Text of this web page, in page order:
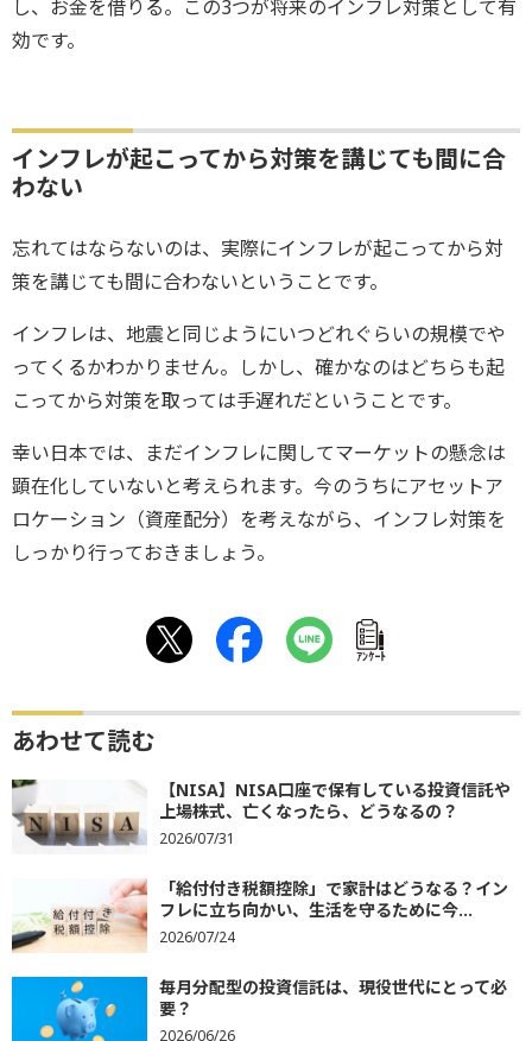
し、お金を借りる。この3つが将来のインフレ対策として有
効です。
インフレが起こってから対策を講じても間に合
わない
忘れてはならないのは、実際にインフレが起こってから対
策を講じても間に合わないということです。
インフレは、地震と同じようにいつどれぐらいの規模でや
ってくるかわかりません。しかし、確かなのはどちらも起
こってから対策を取っては手遅れだということです。
幸い日本では、まだインフレに関してマーケットの懸念は
顕在化していないと考えられます。今のうちにアセットア
ロケーション（資産配分）を考えながら、インフレ対策を
しっかり行っておきましょう。
ｱﾝｹｰﾄ
あわせて読む
【NISA】NISA口座で保有している投資信託や
上場株式、亡くなったら、どうなるの？
2026/07/31
「給付付き税額控除」で家計はどうなる？イン
フレに立ち向かい、生活を守るために今...
2026/07/24
毎月分配型の投資信託は、現役世代にとって必
要？
2026/06/26